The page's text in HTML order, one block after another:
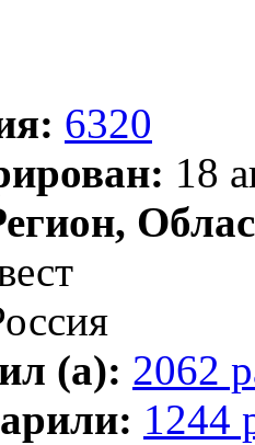
6320
18
(а): 2062
1244